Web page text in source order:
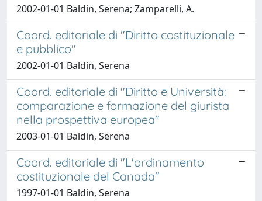
2002-01-01 Baldin, Serena; Zamparelli, A.
Coord. editoriale di "Diritto costituzionale
e pubblico"
2002-01-01 Baldin, Serena
Coord. editoriale di "Diritto e Università:
comparazione e formazione del giurista
nella prospettiva europea"
2003-01-01 Baldin, Serena
Coord. editoriale di "L'ordinamento
costituzionale del Canada"
1997-01-01 Baldin, Serena